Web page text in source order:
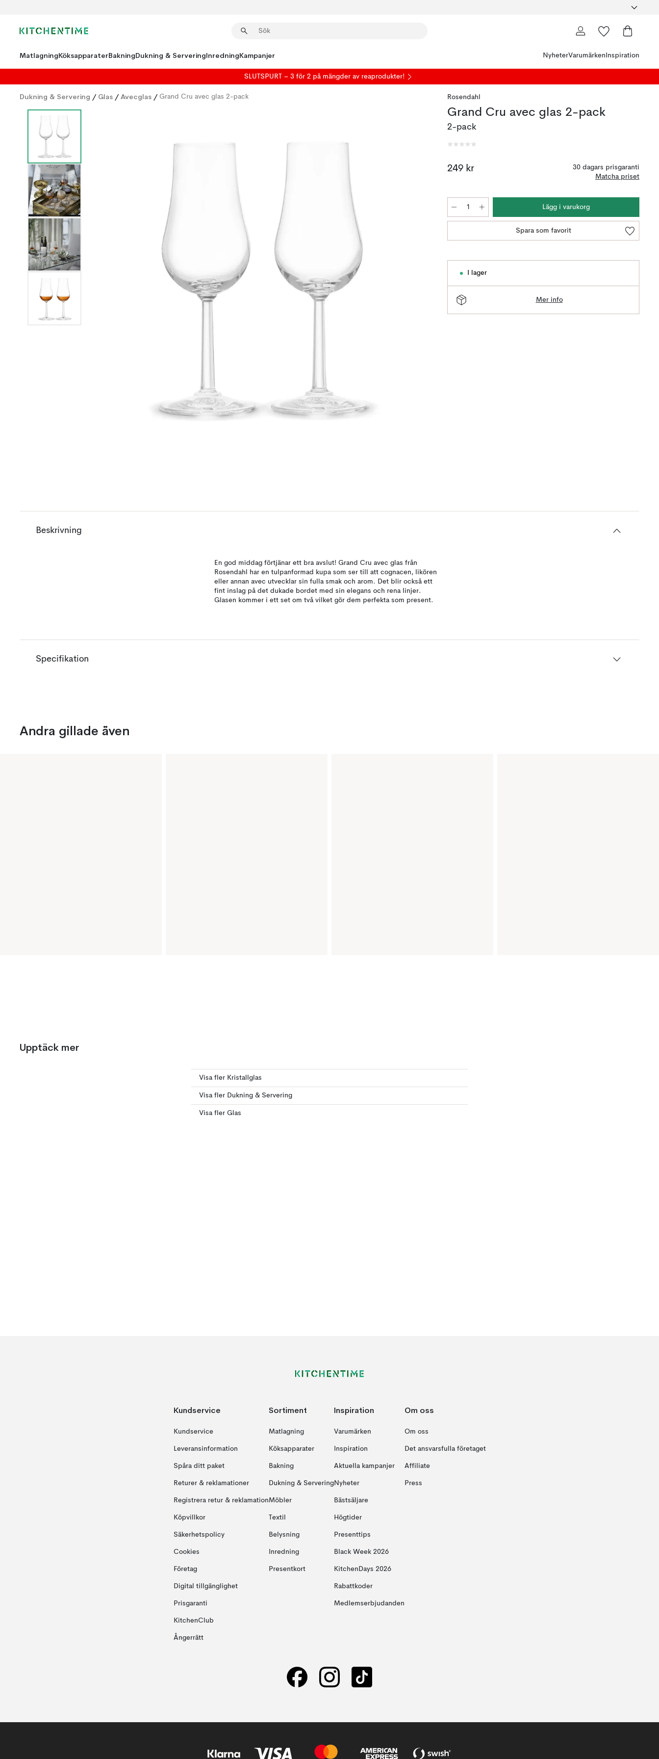
MatlagningKöksapparaterBakningDukning & ServeringInredningKampanjer NyheterVarumärken Inspiration
SLUTSPURT – 3 för 2 på mängder av reaprodukter!
Dukning & Servering / Glas / Avecglas / Grand Cru avec glas 2-pack Rosendahl
Grand Cru avec glas 2-pack
2-pack
249 kr
30 dagars prisgaranti
Matcha priset
Lägg i varukorg
Spara som favorit
I lager
Mer info
Beskrivning
En god middag förtjänar ett bra avslut! Grand Cru avec glas från
Rosendahl har en tulpanformad kupa som ser till att cognacen, likören
eller annan avec utvecklar sin fulla smak och arom. Det blir också ett
fint inslag på det dukade bordet med sin elegans och rena linjer.
Glasen kommer i ett set om två vilket gör dem perfekta som present.
Specifikation
Andra gillade även
Upptäck mer
Visa fler Kristallglas
Visa fler Dukning & Servering
Visa fler Glas
Kundservice
Kundservice
Leveransinformation
Spåra ditt paket
Returer & reklamationer
Registrera retur & reklamation
Köpvillkor
Säkerhetspolicy
Cookies
Företag
Digital tillgänglighet
Prisgaranti
KitchenClub
Ångerrätt
Sortiment
Matlagning
Köksapparater
Bakning
Dukning & Servering
Möbler
Textil
Belysning
Inredning
Presentkort
Inspiration
Varumärken
Inspiration
Aktuella kampanjer
Nyheter
Bästsäljare
Högtider
Presenttips
Black Week 2026
KitchenDays 2026
Rabattkoder
Medlemserbjudanden
Om oss
Om oss
Det ansvarsfulla företaget
Affiliate
Press